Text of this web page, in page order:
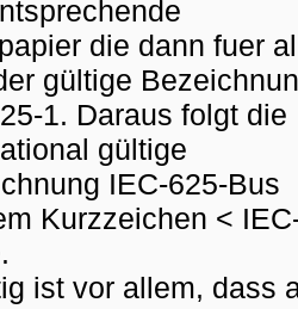
die dann fuer
gültige
1. Daraus folgt die
gültige
IEC-625-Bus
Kurzzeichen <
ist vor allem, dass